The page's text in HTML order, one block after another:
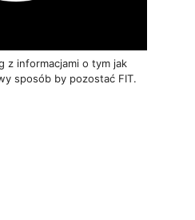
z informacjami o tym jak
sposób by pozostać FIT.